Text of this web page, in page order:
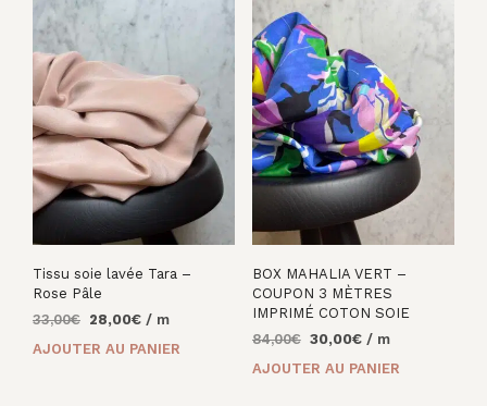
Tissu soie lavée Tara –
Rose Pâle
33,00€ Le
initial
28,00€Le
actuel
/ m
AJOUTER AU PANIER
BOX MAHALIA VERT –
COUPON 3 MÈTRES
IMPRIMÉ COTON SOIE
84,00€ Le
initial
30,00€Le
actuel
/ m
AJOUTER AU PANIER